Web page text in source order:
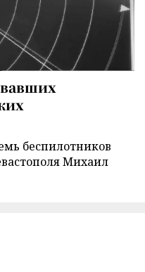
беспилотников
Михаил